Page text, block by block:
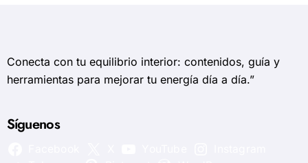
Conecta con tu equilibrio interior: contenidos, guía y
herramientas para mejorar tu energía día a día.”
Síguenos